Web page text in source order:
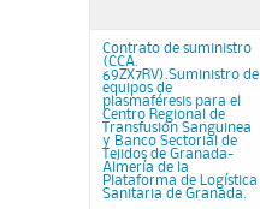
Contrato de suministro
(CCA.
69ZX7RV).Suministro de
equipos de
plasmaféresis para el
Centro Regional de
Transfusión Sanguinea
y Banco Sectorial de
Tejidos de Granada-
Almería de la
Plataforma de Logística
Sanitaria de Granada.